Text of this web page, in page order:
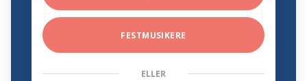
FESTMUSIKERE
ELLER